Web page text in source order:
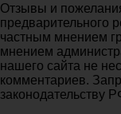
Отзывы и
предварительного
частным мнением
мнением
нашего сайта не
комментариев.
законодательству